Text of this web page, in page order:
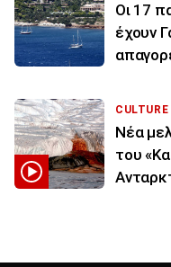
Οι 17
έχουν
CULTURE
Νέα
του